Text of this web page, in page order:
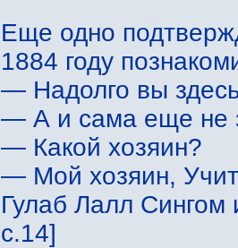
Еще одно
1884 году
— Надолго вы
— А и сама еще не
— Какой хозяин?
— Мой хозяин,
Гулаб Лалл
с.14]